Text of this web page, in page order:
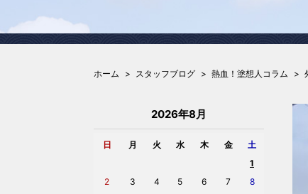
ホーム スタッフブログ 熱血！塗想人コラム
2026年8月
日 月 火 水 木 金 土
1
2
3 4 5 6 7
8